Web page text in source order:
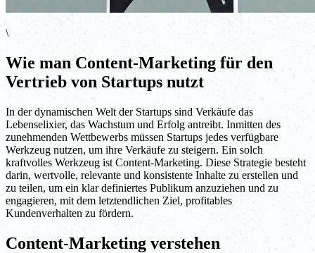
\
Wie man Content-Marketing für den
Vertrieb von Startups nutzt
In der dynamischen Welt der Startups sind Verkäufe das
Lebenselixier, das Wachstum und Erfolg antreibt. Inmitten des
zunehmenden Wettbewerbs müssen Startups jedes verfügbare
Werkzeug nutzen, um ihre Verkäufe zu steigern. Ein solch
kraftvolles Werkzeug ist Content-Marketing. Diese Strategie besteht
darin, wertvolle, relevante und konsistente Inhalte zu erstellen und
zu teilen, um ein klar definiertes Publikum anzuziehen und zu
engagieren, mit dem letztendlichen Ziel, profitables
Kundenverhalten zu fördern.
Content-Marketing verstehen